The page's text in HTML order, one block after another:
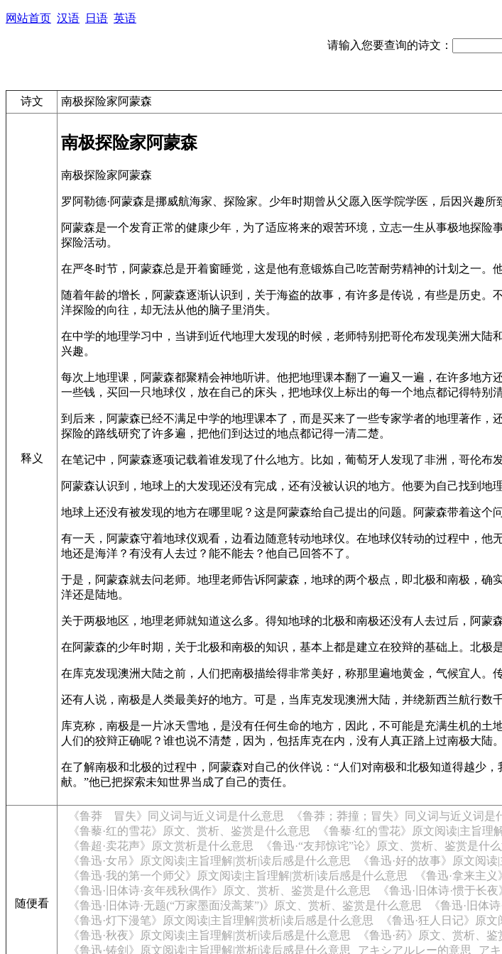
网站首页 汉语 日语 英语
请输入您要查询的诗文：
诗文 南极探险家阿蒙森
释义
南极探险家阿蒙森
南极探险家阿蒙森
罗阿勒德·阿蒙森是挪威航海家、探险家。少年时期曾从父愿入医学院学医，后因兴趣
阿蒙森是一个发育正常的健康少年，为了适应将来的艰苦环境，立志一生从事极地探
探险活动。
在严冬时节，阿蒙森总是开着窗睡觉，这是他有意锻炼自己吃苦耐劳精神的计划之一
随着年龄的增长，阿蒙森逐渐认识到，关于海盗的故事，有许多是传说，有些是历史
洋探险的向往，却无法从他的脑子里消失。
在中学的地理学习中，当讲到近代地理大发现的时候，老师特别把哥伦布发现美洲大
兴趣。
每次上地理课，阿蒙森都聚精会神地听讲。他把地理课本翻了一遍又一遍，在许多地
一些钱，买回一只地球仪，放在自己的床头，把地球仪上标出的每一个地点都记得特别清
到后来，阿蒙森已经不满足中学的地理课本了，而是买来了一些专家学者的地理著作
探险的路线研究了许多遍，把他们到达过的地点都记得一清二楚。
在笔记中，阿蒙森逐项记载着谁发现了什么地方。比如，葡萄牙人发现了非洲，哥伦布
阿蒙森认识到，地球上的大发现还没有完成，还有没被认识的地方。他要为自己找到地
地球上还没有被发现的地方在哪里呢？这是阿蒙森给自己提出的问题。阿蒙森带着这个
有一天，阿蒙森守着地球仪观看，边看边随意转动地球仪。在地球仪转动的过程中，
地还是海洋？有没有人去过？能不能去？他自己回答不了。
于是，阿蒙森就去问老师。地理老师告诉阿蒙森，地球的两个极点，即北极和南极，
洋还是陆地。
关于两极地区，地理老师就知道这么多。得知地球的北极和南极还没有人去过后，阿蒙
在阿蒙森的少年时期，关于北极和南极的知识，基本上都是建立在狡辩的基础上。北极
在库克发现澳洲大陆之前，人们把南极描绘得非常美好，称那里遍地黄金，气候宜人
还有人说，南极是人类最美好的地方。可是，当库克发现澳洲大陆，并绕新西兰航行数
库克称，南极是一片冰天雪地，是没有任何生命的地方，因此，不可能是充满生机的
人们的狡辩正确呢？谁也说不清楚，因为，包括库克在内，没有人真正踏上过南极大陆
在了解南极和北极的过程中，阿蒙森对自己的伙伴说：“人们对南极和北极知道得越少
献。”他已把探索未知世界当成了自己的责任。
随便看
《鲁莽 冒失》同义词与近义词是什么意思 《鲁莽；莽撞；冒失》同义词与近义词是
《鲁藜·红的雪花》原文、赏析、鉴赏是什么意思
《鲁藜·红的雪花》原文阅读|主旨理
《鲁超·卖花声》原文赏析是什么意思
《鲁迅·“友邦惊诧”论》原文、赏析、鉴赏是什
《鲁迅·女吊》原文阅读|主旨理解|赏析|读后感是什么意思
《鲁迅·好的故事》原文阅
《鲁迅·我的第一个师父》原文阅读|主旨理解|赏析|读后感是什么意思
《鲁迅·拿来主
《鲁迅·旧体诗·亥年残秋偶作》原文、赏析、鉴赏是什么意思
《鲁迅·旧体诗·惯于长
《鲁迅·旧体诗·无题(“万家墨面没蒿莱”)》原文、赏析、鉴赏是什么意思
《鲁迅·旧体
《鲁迅·灯下漫笔》原文阅读|主旨理解|赏析|读后感是什么意思
《鲁迅·狂人日记》原
《鲁迅·秋夜》原文阅读|主旨理解|赏析|读后感是什么意思
《鲁迅·药》原文、赏析、
《鲁迅·铸剑》原文阅读|主旨理解|赏析|读后感是什么意思
アキシアルレー的意思 ア